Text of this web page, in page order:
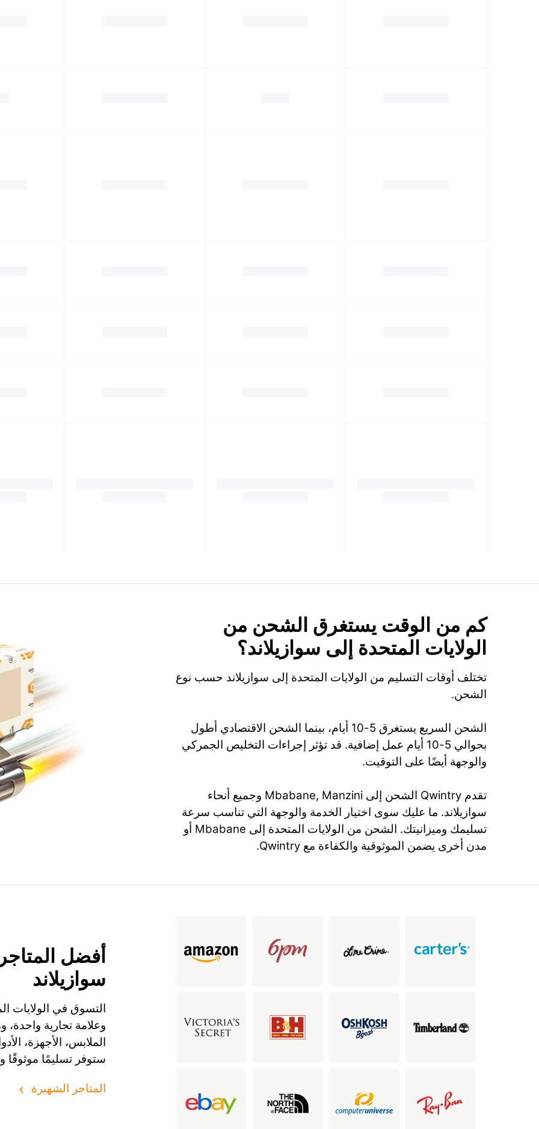
كم من الوقت يستغرق الشحن من
الولايات المتحدة إلى سوازيلاند؟
تختلف أوقات التسليم من الولايات المتحدة إلى سوازيلاند حسب نوع
الشحن.
الشحن السريع يستغرق 5-10 أيام، بينما الشحن الاقتصادي أطول
بحوالي 5-10 أيام عمل إضافية. قد تؤثر إجراءات التخليص الجمركي
والوجهة أيضًا على التوقيت.
تقدم Qwintry الشحن إلى Mbabane, Manzini وجميع أنحاء
سوازيلاند. ما عليك سوى اختيار الخدمة والوجهة التي تناسب سرعة
تسليمك وميزانيتك. الشحن من الولايات المتحدة إلى Mbabane أو
مدن أخرى يضمن الموثوقية والكفاءة مع Qwintry.
أفضل
سوازيلاند
التسوق في الولايات
وعلامة تجارية
ستوفر تسليمًا موثوقًا
المتاجر الشهيرة